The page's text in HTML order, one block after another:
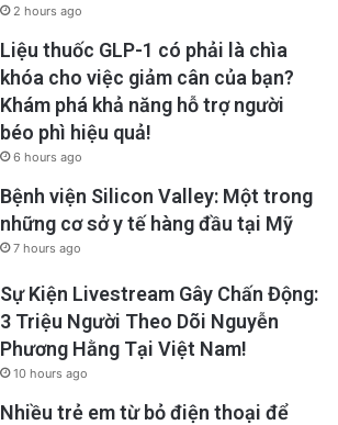
2 hours ago
Liệu thuốc GLP-1 có phải là chìa
khóa cho việc giảm cân của bạn?
Khám phá khả năng hỗ trợ người
béo phì hiệu quả!
6 hours ago
Bệnh viện Silicon Valley: Một trong
những cơ sở y tế hàng đầu tại Mỹ
7 hours ago
Sự Kiện Livestream Gây Chấn Động:
3 Triệu Người Theo Dõi Nguyễn
Phương Hằng Tại Việt Nam!
10 hours ago
Nhiều trẻ em từ bỏ điện thoại để